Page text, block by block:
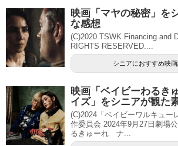
映画「マヤの秘密」を
な感想
(C)2020 TSWK Financing and
RIGHTS RESERVED....
シニアにおすすめ映
映画「ベイビーわる
イズ」をシニアが観た
(C)2024「ベイビーワルキュ
作委員会 2024年9月27日劇場
るきゅーれ ナ...